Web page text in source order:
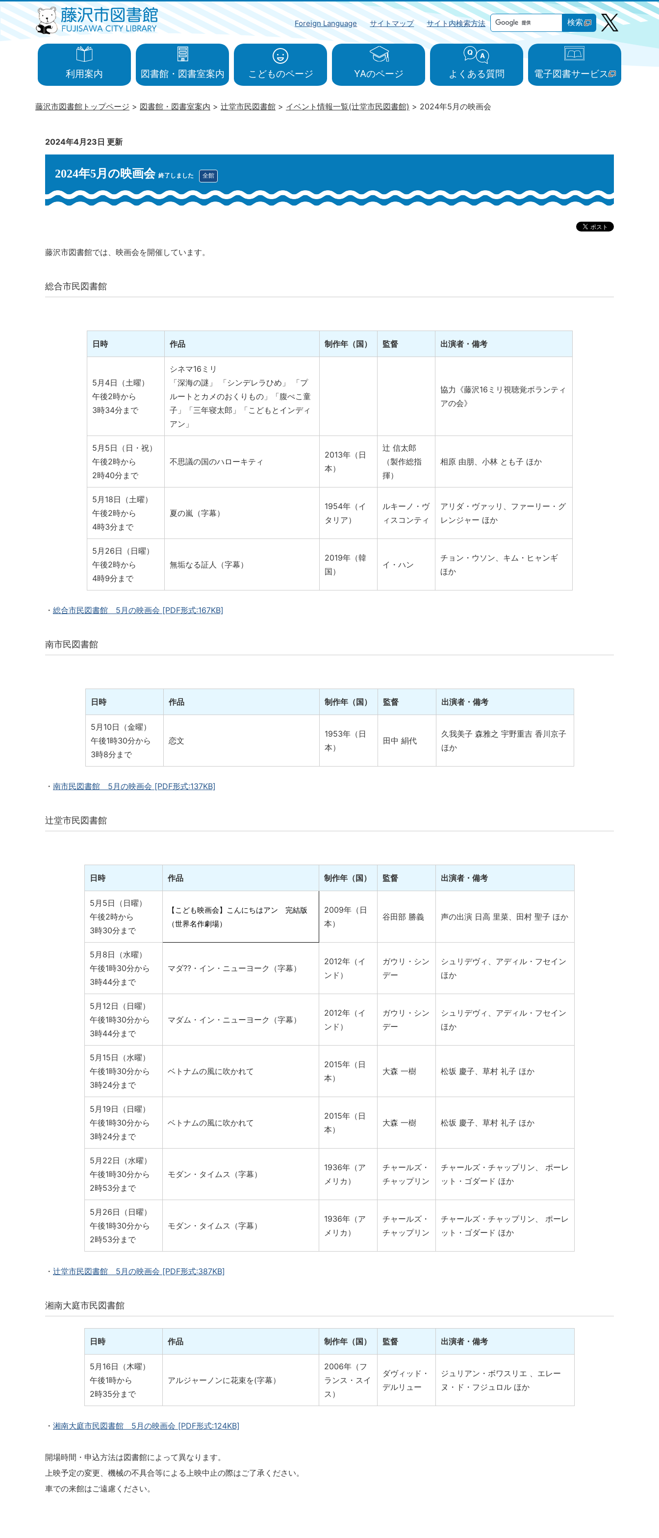
Foreign Language サイトマップ サイト内検索方法 検索
利用案内 図書館・図書室案内 こどものページ YAのページ よくある質問 電子図書サービス
藤沢市図書館トップページ 図書館・図書室案内 辻堂市民図書館 イベント情報一覧(辻堂市民図書館) 2024年5月の映画会
2024年4月23日 更新
2024年5月の映画会 終了しました 全館
藤沢市図書館では、映画会を開催しています。
総合市民図書館
日時 作品 制作年（国） 監督 出演者・備考
5月4日（土曜）
午後2時から
3時34分まで
シネマ16ミリ
「深海の謎」 「シンデレラひめ」 「プ
ルートとカメのおくりもの」「腹ぺこ童
子」「三年寝太郎」「こどもとインディ
アン」
協力《藤沢16ミリ視聴覚ボランティ
アの会》
5月5日（日・祝）
午後2時から
2時40分まで
不思議の国のハローキティ
2013年（日
本）
辻 信太郎
（製作総指
揮）
相原 由朋、小林 とも子 ほか
5月18日（土曜）
午後2時から
4時3分まで
夏の嵐（字幕）
1954年（イ
タリア）
ルキーノ・ヴ
ィスコンティ
アリダ・ヴァッリ、ファーリー・グ
レンジャー ほか
5月26日（日曜）
午後2時から
4時9分まで
無垢なる証人（字幕）
2019年（韓
国）
イ・ハン
チョン・ウソン、キム・ヒャンギ
ほか
・ 総合市民図書館 5月の映画会 [PDF形式:167KB]
南市民図書館
日時 作品 制作年（国） 監督 出演者・備考
5月10日（金曜）
午後1時30分から
3時8分まで
恋文
1953年（日
本）
田中 絹代
久我美子 森雅之 宇野重吉 香川京子
ほか
・ 南市民図書館 5月の映画会 [PDF形式:137KB]
辻堂市民図書館
日時 作品 制作年（国） 監督 出演者・備考
5月5日（日曜）
午後2時から
3時30分まで
【こども映画会】こんにちはアン 完結版
（世界名作劇場）
2009年（日
本）
谷田部 勝義 声の出演 日高 里菜、田村 聖子 ほか
5月8日（水曜）
午後1時30分から
3時44分まで
マダ??・イン・ニューヨーク（字幕）
2012年（イ
ンド）
ガウリ・シン
デー
シュリデヴィ、アディル・フセイン
ほか
5月12日（日曜）
午後1時30分から
3時44分まで
マダム・イン・ニューヨーク（字幕）
2012年（イ
ンド）
ガウリ・シン
デー
シュリデヴィ、アディル・フセイン
ほか
5月15日（水曜）
午後1時30分から
3時24分まで
ベトナムの風に吹かれて
2015年（日
本）
大森 一樹 松坂 慶子、草村 礼子 ほか
5月19日（日曜）
午後1時30分から
3時24分まで
ベトナムの風に吹かれて
2015年（日
本）
大森 一樹 松坂 慶子、草村 礼子 ほか
5月22日（水曜）
午後1時30分から
2時53分まで
モダン・タイムス（字幕）
1936年（ア
メリカ）
チャールズ・
チャップリン
チャールズ・チャップリン、 ポーレ
ット・ゴダード ほか
5月26日（日曜）
午後1時30分から
2時53分まで
モダン・タイムス（字幕）
1936年（ア
メリカ）
チャールズ・
チャップリン
チャールズ・チャップリン、 ポーレ
ット・ゴダード ほか
・ 辻堂市民図書館 5月の映画会 [PDF形式:387KB]
湘南大庭市民図書館
日時 作品 制作年（国） 監督 出演者・備考
5月16日（木曜）
午後1時から
2時35分まで
アルジャーノンに花束を(字幕）
2006年（フ
ランス・スイ
ス）
ダヴィッド・
デルリュー
ジュリアン・ボワスリエ 、エレー
ヌ・ド・フジュロル ほか
・ 湘南大庭市民図書館 5月の映画会 [PDF形式:124KB]
開場時間・申込方法は図書館によって異なります。
上映予定の変更、機械の不具合等による上映中止の際はご了承ください。
車での来館はご遠慮ください。